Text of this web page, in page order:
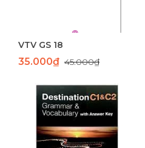
VTV GS 18
35.000₫ 45.000₫